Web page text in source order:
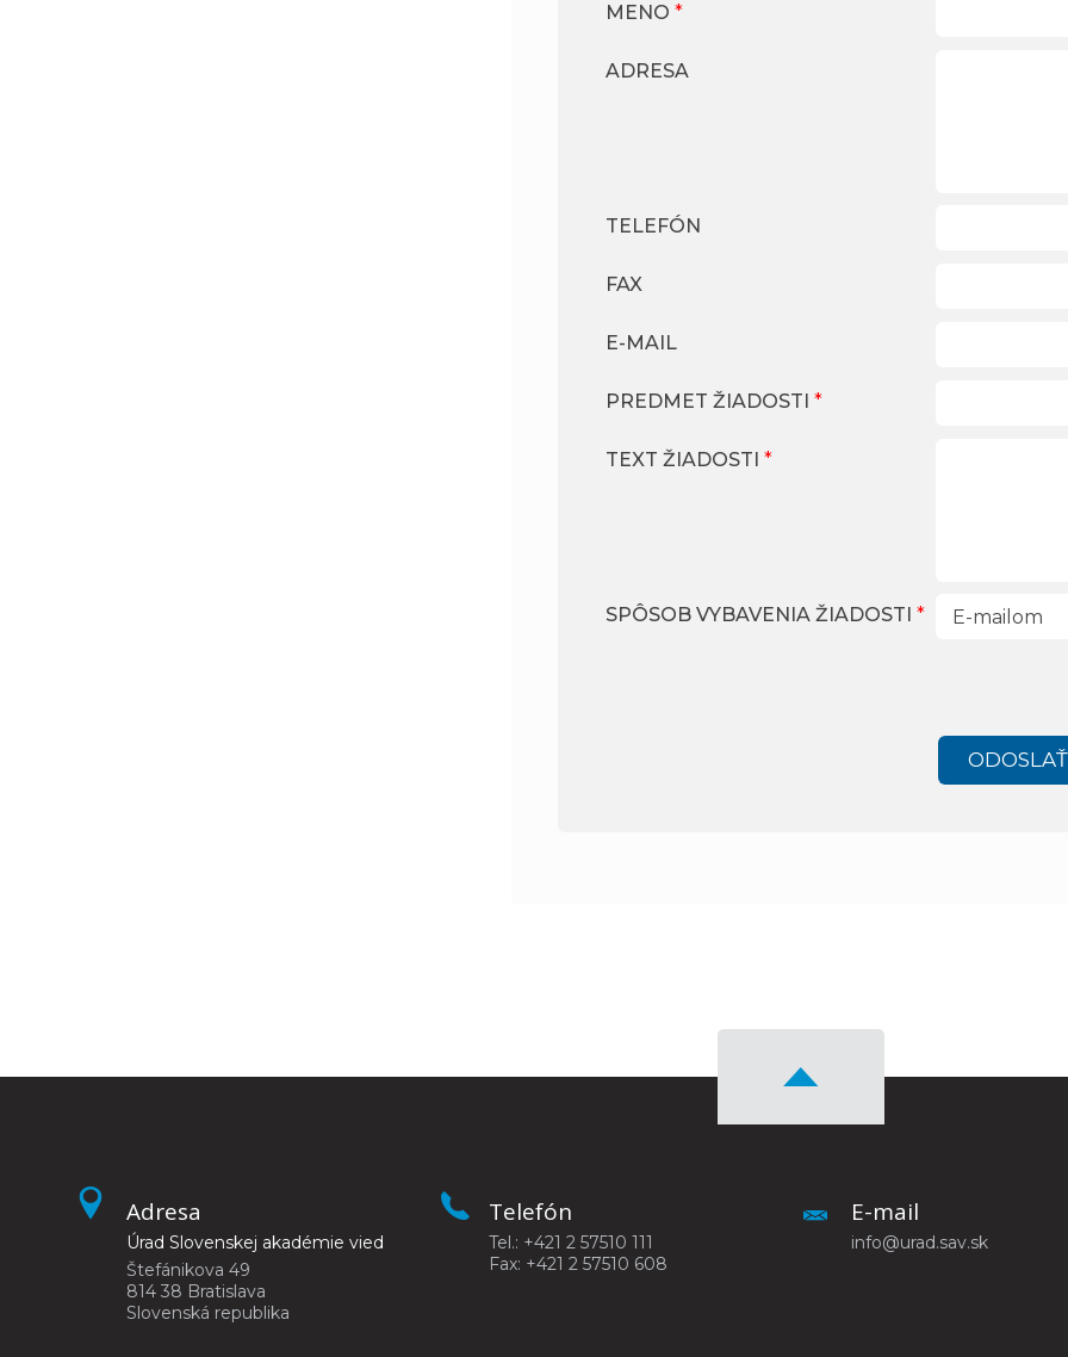
MENO *
ADRESA
TELEFÓN
FAX
E-MAIL
PREDMET ŽIADOSTI *
TEXT ŽIADOSTI *
SPÔSOB VYBAVENIA ŽIADOSTI *
ODOSLAŤ
Adresa
Úrad Slovenskej akadémie vied
Štefánikova 49
814 38 Bratislava
Slovenská republika
Telefón
Tel.: +421 2 57510 111
Fax: +421 2 57510 608
E-mail
info@urad.sav.sk